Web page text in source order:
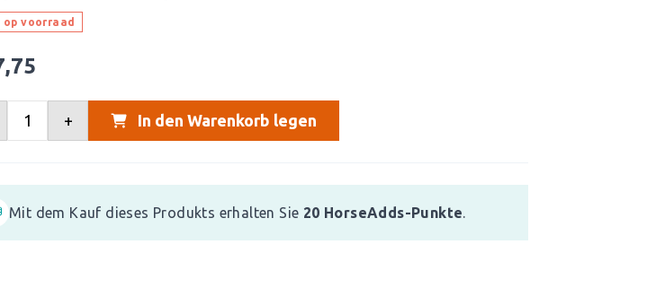
op voorraad
+ In den Warenkorb legen
Mit dem Kauf dieses Produkts erhalten Sie 20 HorseAdds-Punkte.